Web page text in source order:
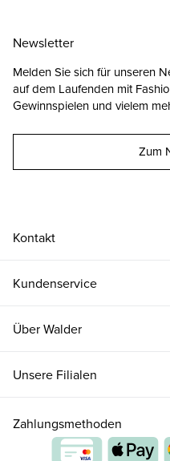
Kontakt
Kundenservice
Über Walder
Unsere Filialen
Newsletter
Melden Sie sich für unseren
auf dem Laufenden mit
Gewinnspielen und vielem
Zum
Zahlungsmethoden